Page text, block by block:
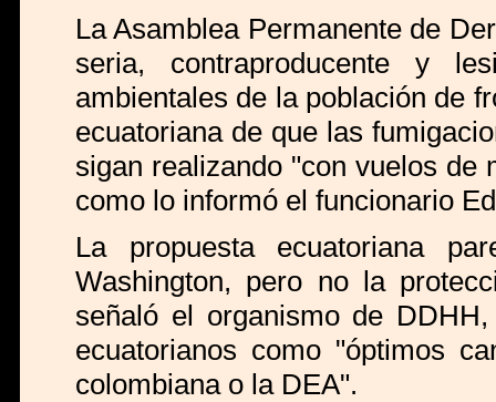
La Asamblea Permanente de
seria, contraproducente y
ambientales de la población de
ecuatoriana de que las
sigan realizando "con vuelos de
como lo informó el funcionario
La propuesta ecuatoriana
Washington, pero no la
señaló el organismo de
ecuatorianos como "óptimos
colombiana o la DEA".